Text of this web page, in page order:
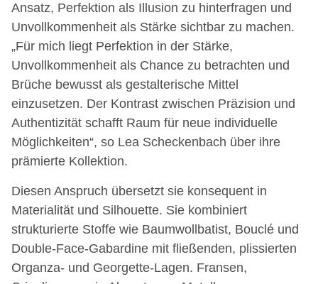
Ansatz, Perfektion als Illusion zu hinterfragen und
Unvollkommenheit als Stärke sichtbar zu machen.
„Für mich liegt Perfektion in der Stärke,
Unvollkommenheit als Chance zu betrachten und
Brüche bewusst als gestalterische Mittel
einzusetzen. Der Kontrast zwischen Präzision und
Authentizität schafft Raum für neue individuelle
Möglichkeiten“, so Lea Scheckenbach über ihre
prämierte Kollektion.
Diesen Anspruch übersetzt sie konsequent in
Materialität und Silhouette. Sie kombiniert
strukturierte Stoffe wie Baumwollbatist, Bouclé und
Double-Face-Gabardine mit fließenden, plissierten
Organza- und Georgette-Lagen. Fransen,